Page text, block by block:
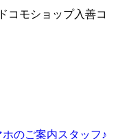
コモショップ入善コ
のご案内スタッフ♪